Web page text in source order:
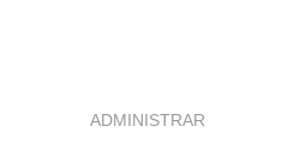
ADMINISTRAR